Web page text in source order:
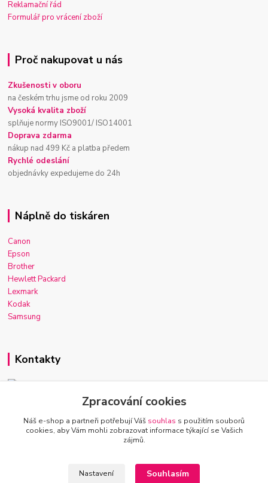
Reklamační řád
Formulář pro vrácení zboží
Proč nakupovat u nás
Zkušenosti v oboru
na českém trhu jsme od roku 2009
Vysoká kvalita zboží
splňuje normy ISO9001/ ISO14001
Doprava zdarma
nákup nad 499 Kč a platba předem
Rychlé odeslání
objednávky expedujeme do 24h
Náplně do tiskáren
Canon
Epson
Brother
Hewlett Packard
Lexmark
Kodak
Samsung
Kontakty
Josef Macek
+420 603 921 266
Po-Ne, 7-22h
Zpracování cookies
Náš e-shop a partneři potřebují Váš souhlas s použitím souborů
cookies, aby Vám mohli zobrazovat informace týkající se Vašich
zájmů.
Nastavení Souhlasím